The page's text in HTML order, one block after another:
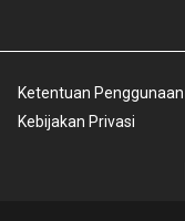
Ketentuan Penggunaan
Kebijakan Privasi